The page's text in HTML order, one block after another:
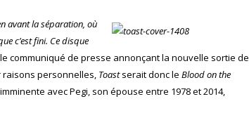
avant la séparation, où
c’est fini. Ce disque
communiqué de presse annonçant la nouvelle sortie de
raisons personnelles, Toastserait donc le Blood on the
avec Pegi, son épouse entre 1978 et 2014,